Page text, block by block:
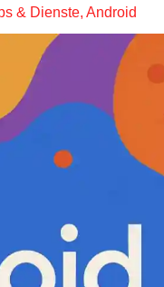
& Dienste, Android